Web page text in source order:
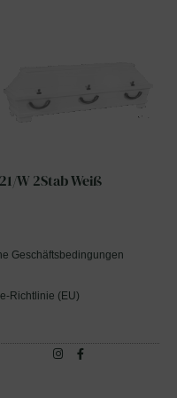
W 2Stab Weiß
Geschäftsbedingungen
Richtlinie (EU)